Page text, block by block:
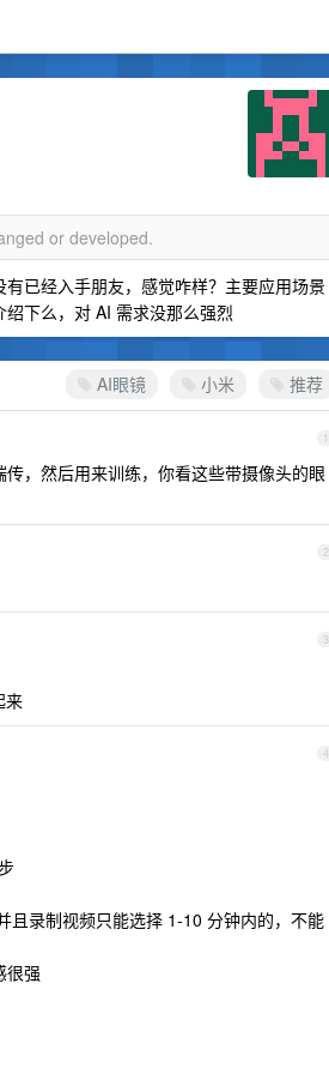
or developed.
已经入手朋友，感觉咋样？主要应用场景
下么，对 AI 需求没那么强烈
AI眼镜 小米 推荐
1
，然后用来训练，你看这些带摄像头的眼
2
3
来
4
且录制视频只能选择 1-10 分钟内的，不能
很强